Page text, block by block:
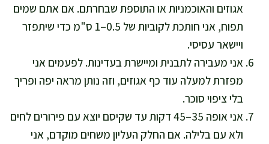
אגוזים והאוכמניות או התוספת שבחרתם. אם אתם שמים
תפוח, אני חותכת לקוביות של 0.5–1 ס"מ כדי שיתפזר
ויישאר עסיסי.
אני מעבירה לתבנית ומיישרת בעדינות. לפעמים אני
מפזרת למעלה עוד כף אגוזים, וזה נותן מראה יפה ופריך
בלי ציפוי סוכר.
אני אופה 35–45 דקות עד שקיסם יוצא עם פירורים לחים
ולא עם בלילה. אם החלק העליון משחים מוקדם, אני